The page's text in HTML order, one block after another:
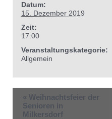
Datum:
15. Dezember 2019
Zeit:
17:00
Veranstaltungskategorie:
Allgemein
« Weihnachtsfeier der
Senioren in
Milkersdorf